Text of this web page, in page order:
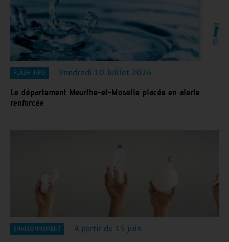
FLASH INFO Vendredi 10 Juillet 2026
Le département Meurthe-et-Moselle placée en alerte
renforcée
ENVIRONNEMENT A partir du 15 juin